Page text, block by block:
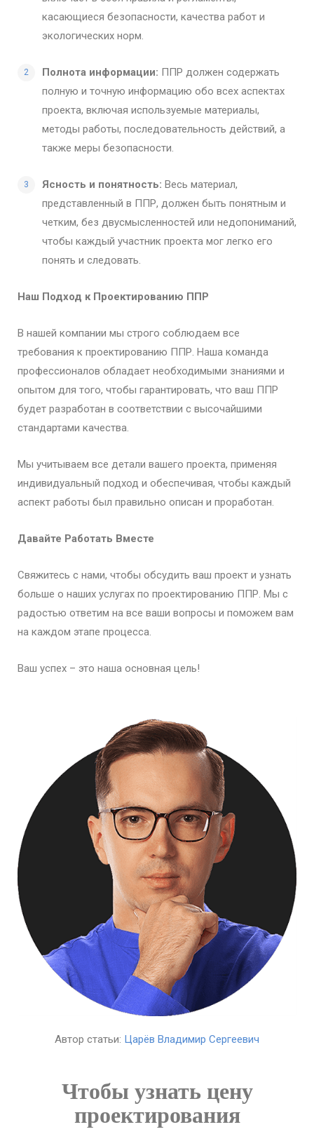
касающиеся безопасности, качества работ и
экологических норм.
Полнота информации: ППР должен содержать
полную и точную информацию обо всех аспектах
проекта, включая используемые материалы,
методы работы, последовательность действий, а
также меры безопасности.
Ясность и понятность: Весь материал,
представленный в ППР, должен быть понятным и
четким, без двусмысленностей или недопониманий,
чтобы каждый участник проекта мог легко его
понять и следовать.
Наш Подход к Проектированию ППР
В нашей компании мы строго соблюдаем все
требования к проектированию ППР. Наша команда
профессионалов обладает необходимыми знаниями и
опытом для того, чтобы гарантировать, что ваш ППР
будет разработан в соответствии с высочайшими
стандартами качества.
Мы учитываем все детали вашего проекта, применяя
индивидуальный подход и обеспечивая, чтобы каждый
аспект работы был правильно описан и проработан.
Давайте Работать Вместе
Свяжитесь с нами, чтобы обсудить ваш проект и узнать
больше о наших услугах по проектированию ППР. Мы с
радостью ответим на все ваши вопросы и поможем вам
на каждом этапе процесса.
Ваш успех – это наша основная цель!
Автор статьи: Царёв Владимир Сергеевич
Чтобы узнать цену
проектирования